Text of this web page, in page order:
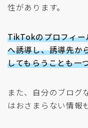
性があります。
TikTokのプロフィー
へ誘導し、誘導先か
してもらうことも一
また、自分のブログ
はおさまらない情報